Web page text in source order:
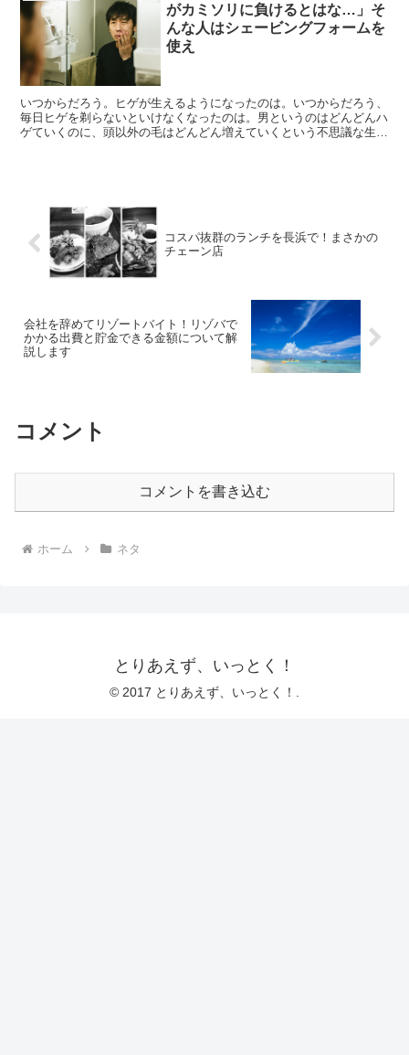
がカミソリに負けるとはな…」そ
んな人はシェービングフォームを
使え
いつからだろう。ヒゲが生えるようになったのは。いつからだろう、
毎日ヒゲを剃らないといけなくなったのは。男というのはどんどんハ
ゲていくのに、頭以外の毛はどんどん増えていくという不思議な生き
コスパ抜群のランチを長浜で！まさかの
チェーン店
会社を辞めてリゾートバイト！リゾバで
かかる出費と貯金できる金額について解
説します
コメント
コメントを書き込む
ホーム ネタ
とりあえず、いっとく！
© 2017 とりあえず、いっとく！.